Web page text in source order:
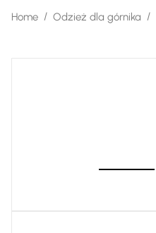
Home / Odzież dla górnika /